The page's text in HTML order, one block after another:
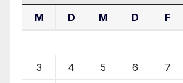
M D M D F
3 4 5 6 7